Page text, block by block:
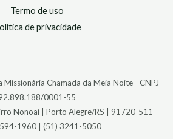
Termo de uso
de privacidade
Chamada da Meia Noite - CNPJ
0001-55
Nonoai | Porto Alegre/RS | 91720-511
1960 | (51) 3241-5050